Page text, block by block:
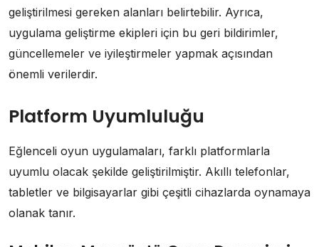
geliştirilmesi gereken alanları belirtebilir. Ayrıca,
uygulama geliştirme ekipleri için bu geri bildirimler,
güncellemeler ve iyileştirmeler yapmak açısından
önemli verilerdir.
Platform Uyumluluğu
Eğlenceli oyun uygulamaları, farklı platformlarla
uyumlu olacak şekilde geliştirilmiştir. Akıllı telefonlar,
tabletler ve bilgisayarlar gibi çeşitli cihazlarda oynamaya
olanak tanır.